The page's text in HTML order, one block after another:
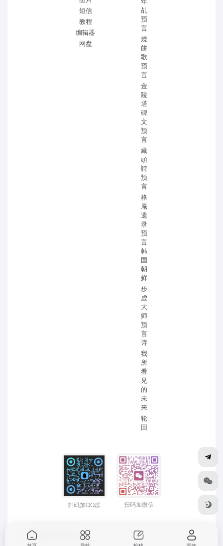
短信
教程
编辑器
网盘
乩
预
言
燒
餅
歌
预
言
金
陵
塔
碑
文
预
言
藏
頭
詩
预
言
格
庵
遗
录
预
言
韩
国
朝
鲜
步
虚
大
师
预
言
诗
我
所
看
见
的
未
来
轮
回
扫码加QQ群 扫码加微信
Copyright © 2026 D-Mr